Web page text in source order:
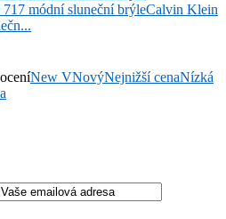
Calvin Klein
New VNovýNejnižší cenaNízká